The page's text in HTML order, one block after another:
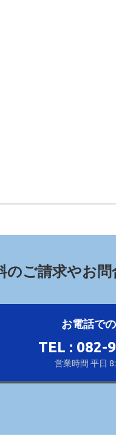
のご請求やお
お電話で
TEL : 082-
営業時間 平日